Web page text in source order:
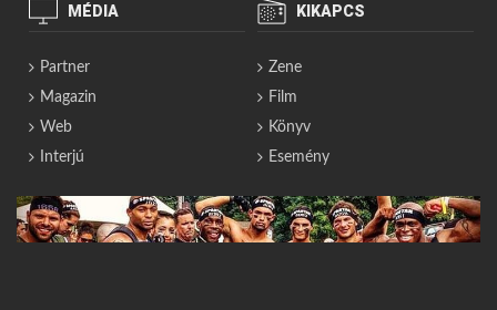
MÉDIA
Partner
Magazin
Web
Interjú
KIKAPCS
Zene
Film
Könyv
Esemény